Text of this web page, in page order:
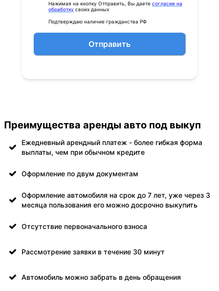
Нажимая на кнопку Отправить, Вы даете согласие на
обработку своих данных
Подтверждаю наличие гражданства РФ
Отправить
Преимущества аренды авто под выкуп
Ежедневный арендный платеж - более гибкая форма
выплаты, чем при обычном кредите
Оформление по двум документам
Оформление автомобиля на срок до 7 лет, уже через 3
месяца пользования его можно досрочно выкупить
Отсутствие первоначального взноса
Рассмотрение заявки в течение 30 минут
Автомобиль можно забрать в день обращения